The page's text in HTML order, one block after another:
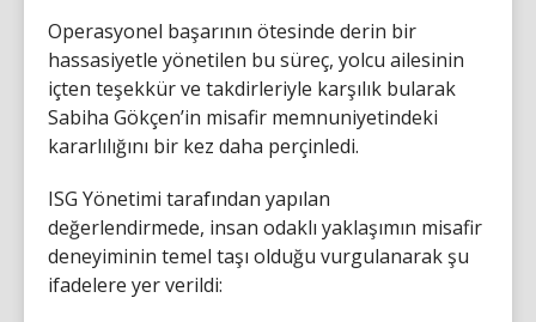
Operasyonel başarının ötesinde derin bir
hassasiyetle yönetilen bu süreç, yolcu ailesinin
içten teşekkür ve takdirleriyle karşılık bularak
Sabiha Gökçen’in misafir memnuniyetindeki
kararlılığını bir kez daha perçinledi.
ISG Yönetimi tarafından yapılan
değerlendirmede, insan odaklı yaklaşımın misafir
deneyiminin temel taşı olduğu vurgulanarak şu
ifadelere yer verildi: